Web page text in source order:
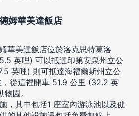
姆華美達飯店
華美達飯店位於洛克思特葛洛
英哩) 可以抵達印第安泉州立公
英哩) 則可抵達海福爾斯州立公
從這裡開車 51.9 公里 (32.2 英
園。
，其中包括1 座室內游泳池以及健